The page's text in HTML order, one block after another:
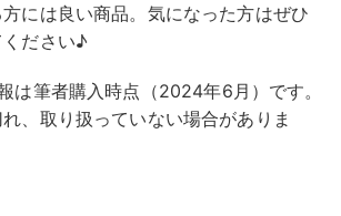
には良い商品。気になった方はぜひ
ださい♪
は筆者購入時点（2024年6月）です。
、取り扱っていない場合がありま